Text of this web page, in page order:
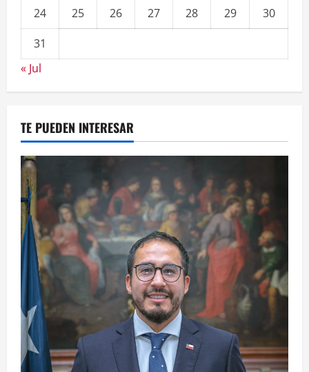
24 25 26 27 28 29
30
31
« Jul
TE PUEDEN INTERESAR